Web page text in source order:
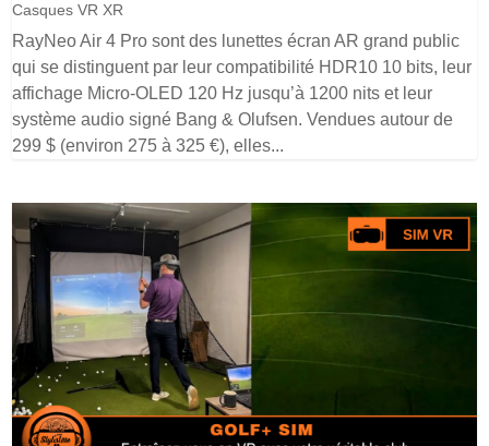
Casques VR XR
RayNeo Air 4 Pro sont des lunettes écran AR grand public
qui se distinguent par leur compatibilité HDR10 10 bits, leur
affichage Micro-OLED 120 Hz jusqu’à 1200 nits et leur
système audio signé Bang & Olufsen. Vendues autour de
299 $ (environ 275 à 325 €), elles...